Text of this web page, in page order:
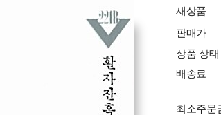
새상품
판매가
상품 상태
배송료
최소주문